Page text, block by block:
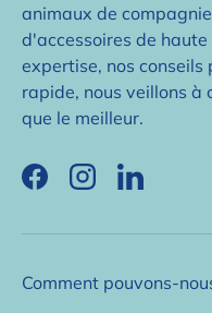
animaux de
d'accessoires de
expertise, nos
rapide, nous veillons à
que le meilleur.
FacebookInstagramLinkedIn
Comment pouvons-